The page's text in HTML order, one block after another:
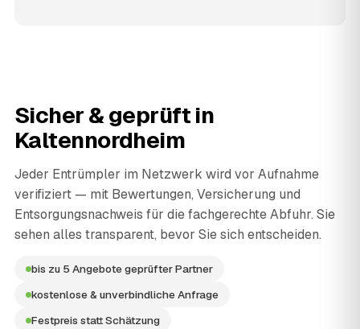
Sicher & geprüft in
Kaltennordheim
Jeder Entrümpler im Netzwerk wird vor Aufnahme
verifiziert — mit Bewertungen, Versicherung und
Entsorgungsnachweis für die fachgerechte Abfuhr. Sie
sehen alles transparent, bevor Sie sich entscheiden.
bis zu 5 Angebote geprüfter Partner
kostenlose & unverbindliche Anfrage
Festpreis statt Schätzung